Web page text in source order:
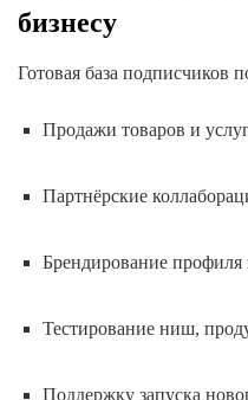
бизнесу
Готовая база подписчиков
Продажи товаров и
Партнёрские
Брендирование
Тестирование ниш,
Поддержку запуска